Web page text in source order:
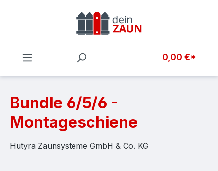
Zum Hauptinhalt springen
0,00 €*
Bundle 6/5/6 -
Montageschiene
Hutyra Zaunsysteme GmbH & Co. KG